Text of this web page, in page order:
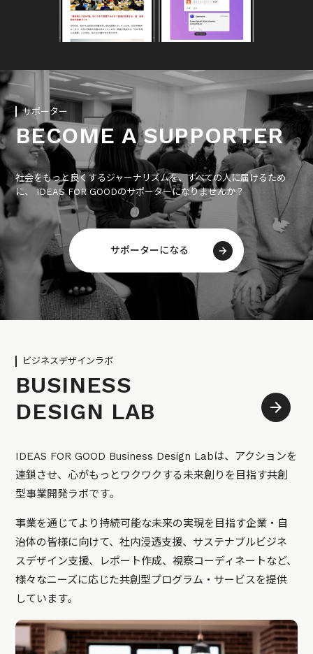
サポーター
BECOME A SUPPORTER
社会をもっと良くするジャーナリズムを、すべての人に届けるため
に、 IDEAS FOR GOODのサポーターになりませんか？
サポーターになる
ビジネスデザインラボ
BUSINESS
DESIGN LAB
IDEAS FOR GOOD Business Design Labは、アクションを
連鎖させ、心がもっとワクワクする未来創りを目指す共創
型事業開発ラボです。
事業を通じてより持続可能な未来の実現を目指す企業・自
治体の皆様に向けて、社内浸透支援、サステナブルビジネ
スデザイン支援、レポート作成、視察コーディネートなど、
様々なニーズに応じた共創型プログラム・サービスを提供
しています。